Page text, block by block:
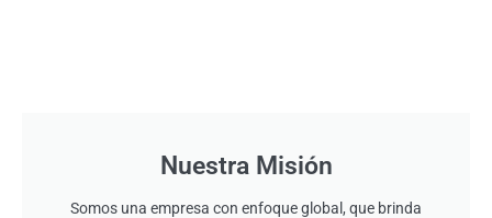
Nuestra Misión
Somos una empresa con enfoque global, que brinda